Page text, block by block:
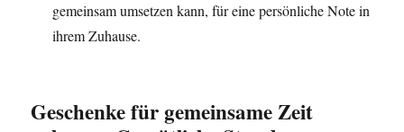
gemeinsam umsetzen kann, für eine persönliche Note in
ihrem Zuhause.
Geschenke für gemeinsame Zeit